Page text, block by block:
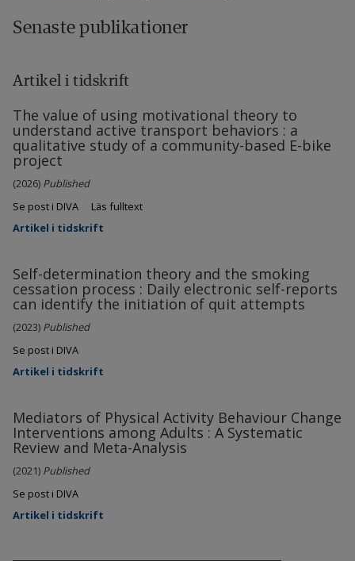
Senaste publikationer
Artikel i tidskrift
The value of using motivational theory to
understand active transport behaviors : a
qualitative study of a community-based E-bike
project
(2026) Published
Se post i DIVA
Läs fulltext
Artikel i tidskrift
Self-determination theory and the smoking
cessation process : Daily electronic self-reports
can identify the initiation of quit attempts
(2023) Published
Se post i DIVA
Artikel i tidskrift
Mediators of Physical Activity Behaviour Change
Interventions among Adults : A Systematic
Review and Meta-Analysis
(2021) Published
Se post i DIVA
Artikel i tidskrift